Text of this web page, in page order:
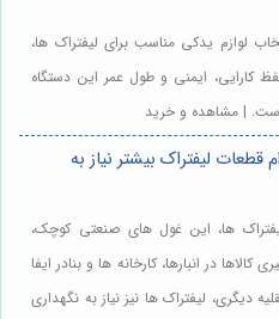
لوازم یدکی مناسب برای لیفتراک ها،
کارایی، ایمنی و طول عمر این دستگاه
| مشاهده و خرید
قطعات لیفتراک بیشتر نیاز به
ها، این غول های صنعتی کوچک،
در انبارها، کارخانه ها و بنادر ایفا
دیگری، لیفتراک ها نیز نیاز به نگهداری